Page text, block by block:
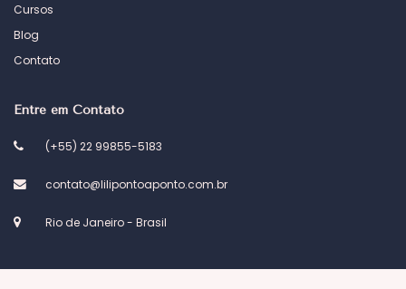
Cursos
Blog
Contato
Entre em Contato
(+55) 22 99855-5183
contato@lilipontoaponto.com.br
Rio de Janeiro - Brasil